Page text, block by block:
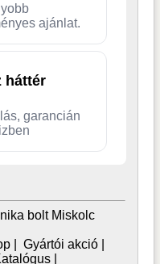
ajánlat.
háttér
garancián
bolt Miskolc
|Gyártói akció